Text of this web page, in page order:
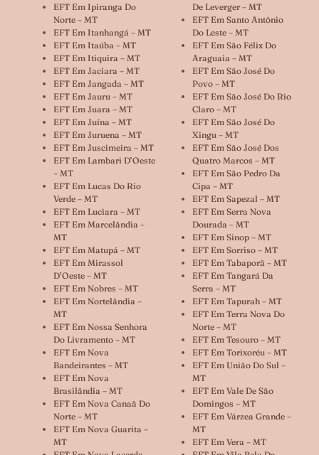
EFT Em Ipiranga Do
Norte – MT
EFT Em Itanhangá – MT
EFT Em Itaúba – MT
EFT Em Itiquira – MT
EFT Em Jaciara – MT
EFT Em Jangada – MT
EFT Em Jauru – MT
EFT Em Juara – MT
EFT Em Juína – MT
EFT Em Juruena – MT
EFT Em Juscimeira – MT
EFT Em Lambari D’Oeste
– MT
EFT Em Lucas Do Rio
Verde – MT
EFT Em Luciara – MT
EFT Em Marcelândia –
MT
EFT Em Matupá – MT
EFT Em Mirassol
D’Oeste – MT
EFT Em Nobres – MT
EFT Em Nortelândia –
MT
EFT Em Nossa Senhora
Do Livramento – MT
EFT Em Nova
Bandeirantes – MT
EFT Em Nova
Brasilândia – MT
EFT Em Nova Canaã Do
Norte – MT
EFT Em Nova Guarita –
MT
De Leverger – MT
EFT Em Santo Antônio
Do Leste – MT
EFT Em São Félix Do
Araguaia – MT
EFT Em São José Do
Povo – MT
EFT Em São José Do Rio
Claro – MT
EFT Em São José Do
Xingu – MT
EFT Em São José Dos
Quatro Marcos – MT
EFT Em São Pedro Da
Cipa – MT
EFT Em Sapezal – MT
EFT Em Serra Nova
Dourada – MT
EFT Em Sinop – MT
EFT Em Sorriso – MT
EFT Em Tabaporã – MT
EFT Em Tangará Da
Serra – MT
EFT Em Tapurah – MT
EFT Em Terra Nova Do
Norte – MT
EFT Em Tesouro – MT
EFT Em Torixoréu – MT
EFT Em União Do Sul –
MT
EFT Em Vale De São
Domingos – MT
EFT Em Várzea Grande –
MT
EFT Em Vera – MT